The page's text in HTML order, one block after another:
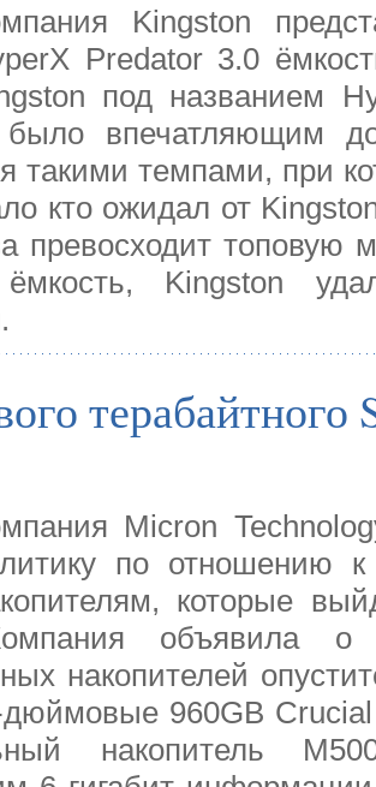
Kingston
Predator 3.0
под названием
впечатляющим
такими темпами, при
кто ожидал от
превосходит топовую
Kingston
Micron
по отношению
которые
объявила
накопителей
960GB
накопитель